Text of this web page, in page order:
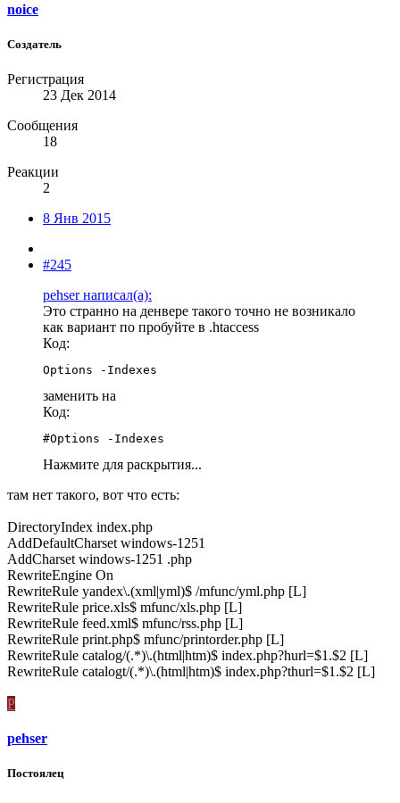
noice
Создатель
Регистрация
23 Дек 2014
Сообщения
18
Реакции
2
8 Янв 2015
#245
pehser написал(а):
Это странно на денвере такого точно не возникало
как вариант по пробуйте в .htaccess
Код:
Options -Indexes
заменить на
Код:
#Options -Indexes
Нажмите для раскрытия...
там нет такого, вот что есть:
DirectoryIndex index.php
AddDefaultCharset windows-1251
AddCharset windows-1251 .php
RewriteEngine On
RewriteRule yandex\.(xml|yml)$ /mfunc/yml.php [L]
RewriteRule price.xls$ mfunc/xls.php [L]
RewriteRule feed.xml$ mfunc/rss.php [L]
RewriteRule print.php$ mfunc/printorder.php [L]
RewriteRule catalog/(.*)\.(html|htm)$ index.php?hurl=$1.$2 [L]
RewriteRule catalogt/(.*)\.(html|htm)$ index.php?thurl=$1.$2 [L]
P
pehser
Постоялец